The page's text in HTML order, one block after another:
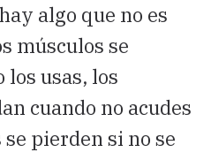
algo que no es
músculos se
los usas, los
cuando no acudes
pierden si no se